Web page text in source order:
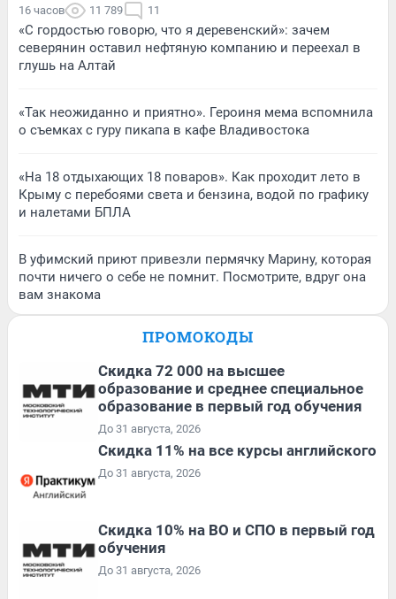
16 часов 11 789 11
«С гордостью говорю, что я деревенский»: зачем
северянин оставил нефтяную компанию и переехал в
глушь на Алтай
«Так неожиданно и приятно». Героиня мема вспомнила
о съемках с гуру пикапа в кафе Владивостока
«На 18 отдыхающих 18 поваров». Как проходит лето в
Крыму с перебоями света и бензина, водой по графику
и налетами БПЛА
В уфимский приют привезли пермячку Марину, которая
почти ничего о себе не помнит. Посмотрите, вдруг она
вам знакома
ПРОМОКОДЫ
Скидка 72 000 на высшее
образование и среднее специальное
образование в первый год обучения
До 31 августа, 2026
Скидка 11% на все курсы английского
До 31 августа, 2026
Скидка 10% на ВО и СПО в первый год
обучения
До 31 августа, 2026